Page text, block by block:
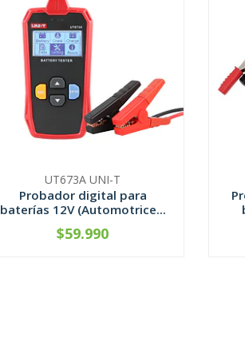
UT673A UNI-T
Probador digital para
baterías 12V (Automotrice...
+
$59.990